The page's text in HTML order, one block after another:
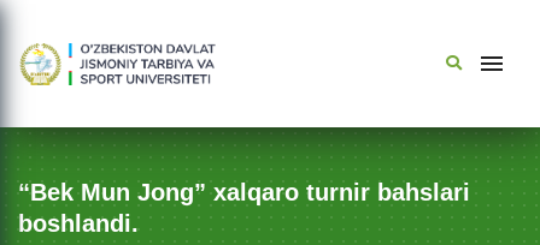
“Bek Mun Jong” xalqaro turnir bahslari
boshlandi.